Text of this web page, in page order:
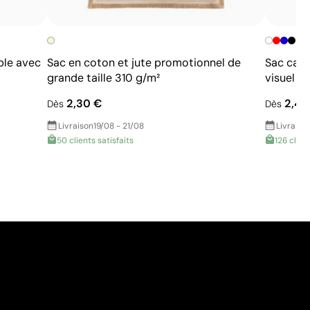
avec Sac en coton et jute promotionnel de
grande taille 310 g/m²
Dès 2,30 €
Livraison19/08 - 21/08
50 clients satisfaits
Sac
visuel
Dès
126